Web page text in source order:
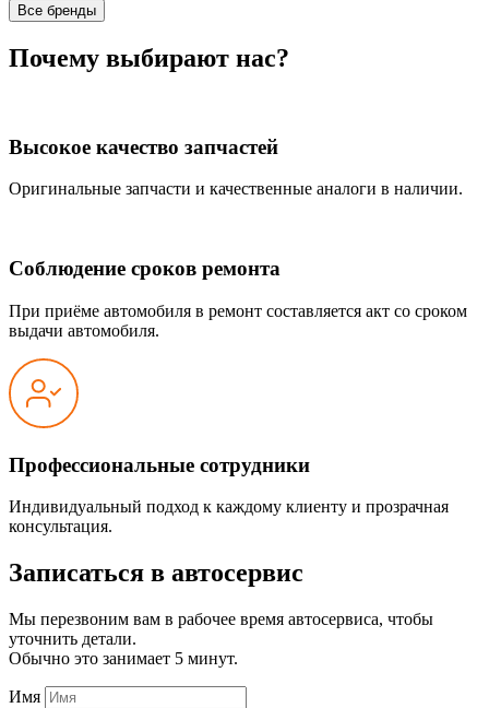
Все бренды
Почему выбирают нас?
Высокое качество запчастей
Оригинальные запчасти и качественные аналоги в наличии.
Соблюдение сроков ремонта
При приёме автомобиля в ремонт составляется акт со сроком
выдачи автомобиля.
Профессиональные сотрудники
Индивидуальный подход к каждому клиенту и прозрачная
консультация.
Записаться в автосервис
Мы перезвоним вам в рабочее время автосервиса, чтобы
уточнить детали.
Обычно это занимает 5 минут.
Имя